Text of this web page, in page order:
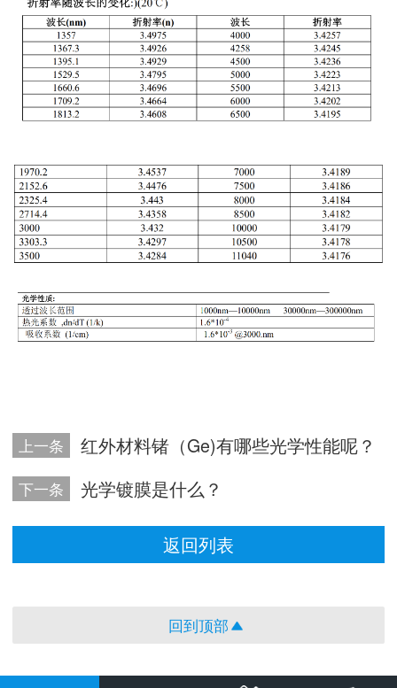
上一条 红外材料锗（Ge)有哪些光学性能呢？
下一条 光学镀膜是什么？
返回列表
回到顶部